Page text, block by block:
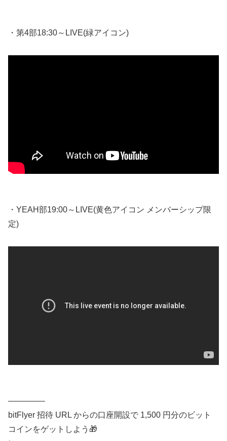
・第4部18:30～LIVE(緑アイコン)
・YEAH部19:00～LIVE(黄色アイコン メンバーシップ限
定)
————–
bitFlyer 招待 URL からの口座開設で 1,500 円分のビット
コインをゲットしよう🎁